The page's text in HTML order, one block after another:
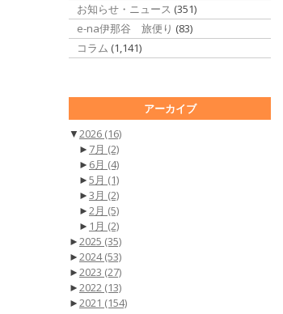
お知らせ・ニュース (351)
e-na伊那谷 旅便り (83)
コラム (1,141)
アーカイブ
▼2026 (16)
► 7月 (2)
► 6月 (4)
►5月 (1)
►3月 (2)
►2月 (5)
► 1月 (2)
►2025 (35)
►2024(53)
►2023 (27)
►2022 (13)
►2021 (154)